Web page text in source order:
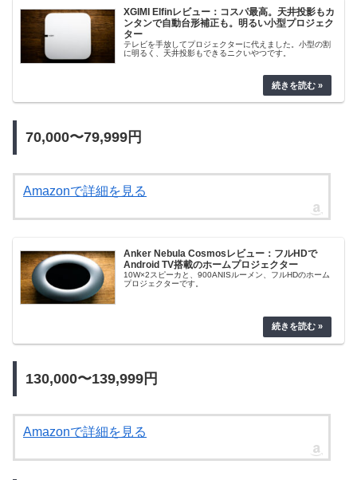
XGIMI Elfinレビュー：コスパ最高。天井投影もカ
ンタンで自動台形補正も。明るい小型プロジェク
ター
テレビを手放してプロジェクターに代えました。小型の割
に明るく、天井投影もできるニクいやつです。
70,000〜79,999円
Amazonで詳細を見る
Anker Nebula Cosmosレビュー：フルHDで
Android TV搭載のホームプロジェクター
10W×2スピーカと、900ANISルーメン、フルHDのホーム
プロジェクターです。
130,000〜139,999円
Amazonで詳細を見る